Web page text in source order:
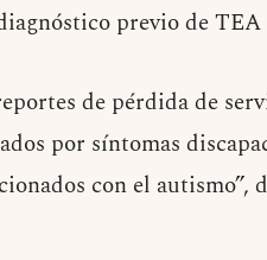
previo de
de pérdida de
por síntomas
con el autismo”,